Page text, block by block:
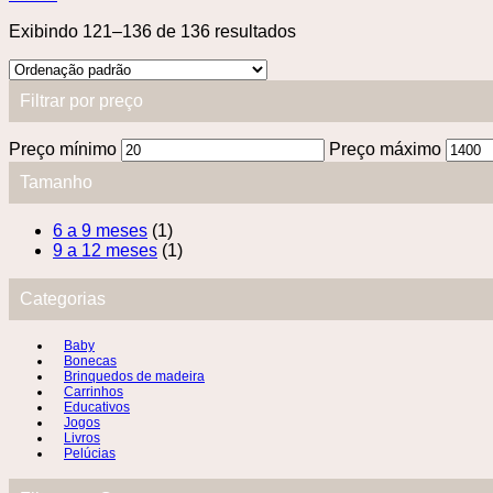
Exibindo 121–136 de 136 resultados
Filtrar por preço
Preço mínimo Preço máximo
Tamanho
6 a 9 meses (1)
9 a 12 meses (1)
Categorias
Baby
Bonecas
Brinquedos de madeira
Carrinhos
Educativos
Jogos
Livros
Pelúcias